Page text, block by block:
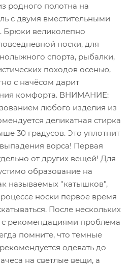
родного полотна на
с двумя вместительными
великолепно
носки, для
спорта, рыбалки,
походов осенью,
с начёсом дарит
комфорта. ВНИМАНИЕ:
любого изделия из
деликатная стирка
30 градусов. Это уплотнит
ворса! Первая
от других вещей! Для
образование на
называемых "катышков",
носки первое время
После нескольких
с рекомендациями проблема
помните, что темные
одевать до
на светлые вещи, а